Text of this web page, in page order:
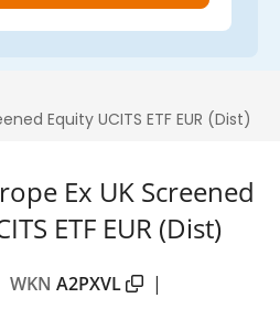
Ex UK Screened
ETF EUR (Dist)
WKN A2PXVL
|